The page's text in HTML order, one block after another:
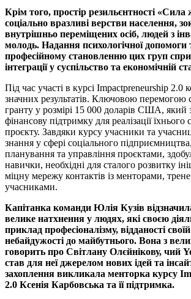
Крім того, простір резильєнтності
соціально вразливі верстви населення,
внутрішньо переміщених осіб, людей з
молодь. Надання психологічної
професійному становленню цих груп
інтеграції у суспільство та економічній
Під час участі в курсі Impactpreneurship 2.0
значних результатів. Ключовою перемогою
гранту у розмірі 15 000 доларів США, який
фінансову підтримку для реалізації їхнього
проєкту. Завдяки курсу учасники та
знання у сфері соціального
планування та управління проєктами,
навички, необхідні для сталого розвитку
міцну мережу контактів із менторами,
учасниками.
Капітанка команди Юлія Кузів
велике натхнення у людях, які своєю
приклад професіоналізму, відданості
небайдужості до майбутнього. Вона з
говорить про Світлану Олєйнікову, чий
став для неї джерелом нових ідей та
захоплення викликала менторка курсу
2.0 Ксенія Карбовська та її підтримка.